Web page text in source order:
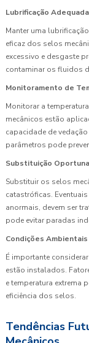
Lubrificação Adequada
Manter uma
eficaz dos selos
excessivo e desgaste
contaminar os fluidos
Monitoramento de
Monitorar a
mecânicos estão
capacidade de
parâmetros pode
Substituição Oportuna
Substituir os selos
catastróficas.
anormais, devem ser
pode evitar paradas
Condições Ambientais
É importante
estão instalados.
e temperatura extrema
eficiência dos selos.
Tendências